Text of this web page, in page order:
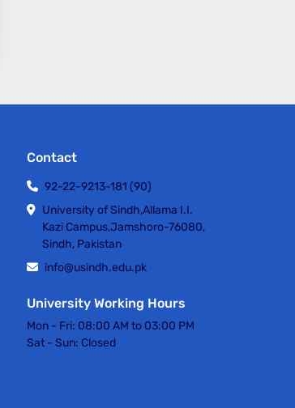
Contact
92-22-9213-181 (90)
University of Sindh,Allama I.I.
Kazi Campus,Jamshoro-76080,
Sindh, Pakistan
info@usindh.edu.pk
University Working Hours
Mon - Fri: 08:00 AM to 03:00 PM
Sat - Sun: Closed